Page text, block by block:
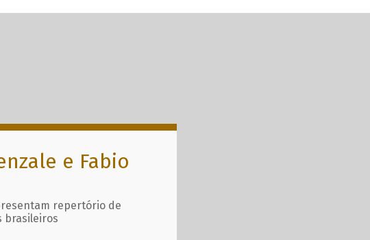
com
e Fabio
repertório de
brasileiros